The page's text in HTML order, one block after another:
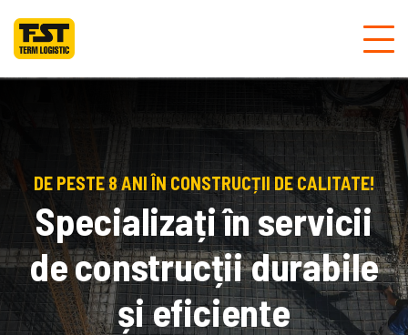
DE PESTE 8 ANI ÎN CONSTRUCȚII DE CALITATE!
Specializați în servicii
de construcții durabile
și eficiente